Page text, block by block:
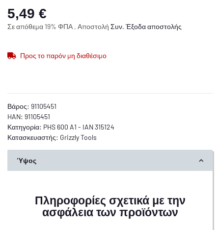
5,49 €
Σε απόθεμα 19% ΦΠΑ , Αποστολή Συν. Έξοδα αποστολής
Προς το παρόν μη διαθέσιμο
Βάρος: 91105451
HAN: 91105451
Κατηγορία: PHS 600 A1 - IAN 315124
Κατασκευαστής: Grizzly Tools
Ύψος
Πληροφορίες σχετικά με την
ασφάλεια των προϊόντων